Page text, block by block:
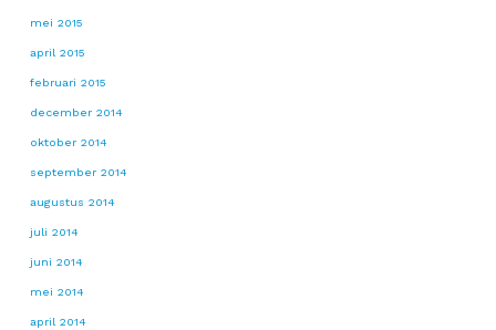
mei 2015
april 2015
februari 2015
december 2014
oktober 2014
september 2014
augustus 2014
juli 2014
juni 2014
mei 2014
april 2014